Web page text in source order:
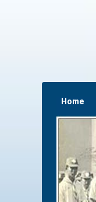
Home